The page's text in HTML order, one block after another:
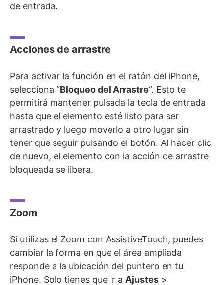
de entrada.
Acciones de arrastre
Para activar la función en el ratón del iPhone,
selecciona “Bloqueo del Arrastre“. Esto te
permitirá mantener pulsada la tecla de entrada
hasta que el elemento esté listo para ser
arrastrado y luego moverlo a otro lugar sin
tener que seguir pulsando el botón. Al hacer clic
de nuevo, el elemento con la acción de arrastre
bloqueada se libera.
Zoom
Si utilizas el Zoom con AssistiveTouch, puedes
cambiar la forma en que el área ampliada
responde a la ubicación del puntero en tu
iPhone. Solo tienes que ir a Ajustes >